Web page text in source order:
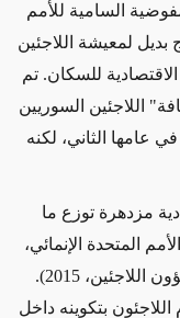
السامية للأمم
بديل لمعيشة اللاجئين
للسكان. تم
مؤقتًا "لاستضافة" اللاجئين السوريين
عامها الثاني، لكنه
مزدهرة توزع ما
الأمم المتحدة الإنمائي،
2012؛ المفوضية السامية للأمم المتحدة لشؤون اللاجئين، 2015).
بتكوينه داخل